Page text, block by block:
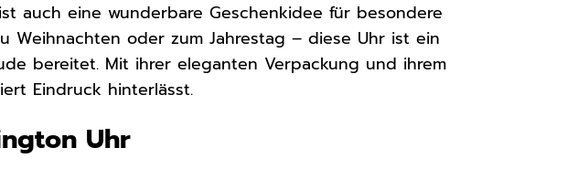
auch eine wunderbare Geschenkidee für besondere
Weihnachten oder zum Jahrestag – diese Uhr ist ein
bereitet. Mit ihrer eleganten Verpackung und ihrem
Eindruck hinterlässt.
Uhr